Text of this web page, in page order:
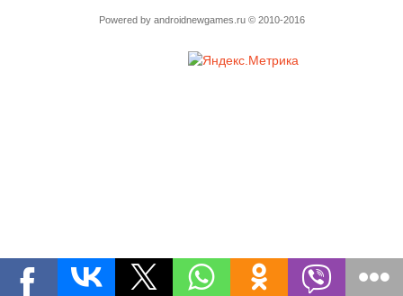
Powered by androidnewgames.ru© 2010-2016